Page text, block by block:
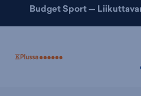
Budget Sport —